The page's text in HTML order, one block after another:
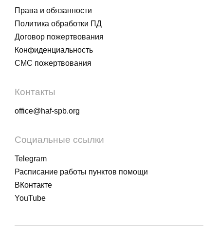
Права и обязанности
Политика обработки ПД
Договор пожертвования
Конфиденциальность
СМС пожертвования
Контакты
office@haf-spb.org
Социальные ссылки
Telegram
Расписание работы пунктов помощи
ВКонтакте
YouTube